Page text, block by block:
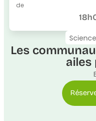
de
Les
ailes